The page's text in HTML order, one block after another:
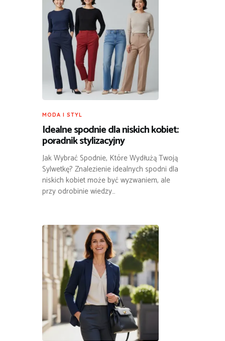
MODA I STYL
Idealne spodnie dla niskich kobiet:
poradnik stylizacyjny
Jak Wybrać Spodnie, Które Wydłużą Twoją
Sylwetkę? Znalezienie idealnych spodni dla
niskich kobiet może być wyzwaniem, ale
przy odrobinie wiedzy…